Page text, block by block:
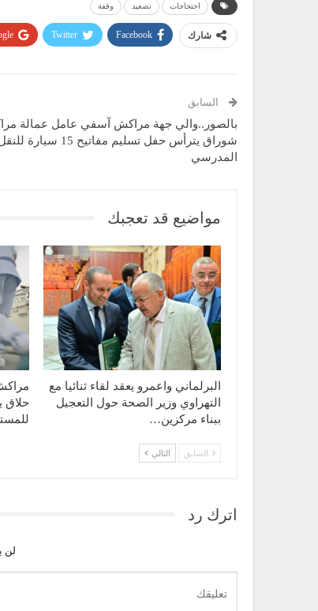
احتجاجات تصعيد وقفة
شارك Facebook
Twitter
السابق
بالصور..والي جهة مراكش آسفي عامل عمالة
شوراق يترأس حفل تسليم مفاتيح 15 سيارة
المدرسي
مواضيع قد تعجبك
البرلماني واعمرو يعقد لقاء ثنائيا مع
التهراوي وزير الصحة حول التعجيل
ببناء مركزين…
حلاق
السابق التالي
اترك رد
لن